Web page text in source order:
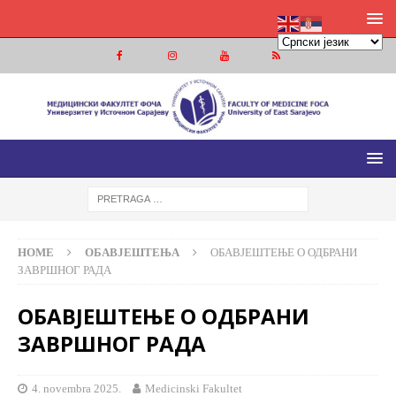
МЕДИЦИНСКИ ФАКУЛТЕТ ФОЧА
МЕДИЦИНСКИ ФАКУЛТЕТ УНИВЕРЗИТЕТА У ИСТОЧНОМ
HOME ОБАВЈЕШТЕЊА
ОБАВЈЕШТЕЊЕ О ОДБРАНИ
ЗАВРШНОГ РАДА
ОБАВЈЕШТЕЊЕ О ОДБРАНИ
ЗАВРШНОГ РАДА
4. novembra 2025. Medicinski Fakultet